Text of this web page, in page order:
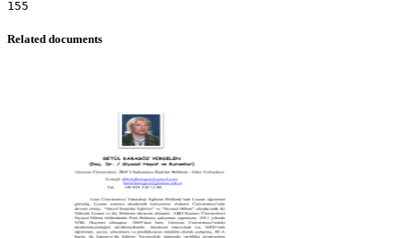
Related documents